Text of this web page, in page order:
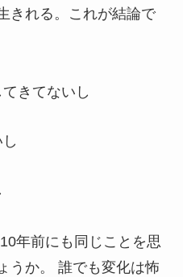
きれる。これが結論で
きてないし
年前にも同じことを思
うか。 誰でも変化は怖